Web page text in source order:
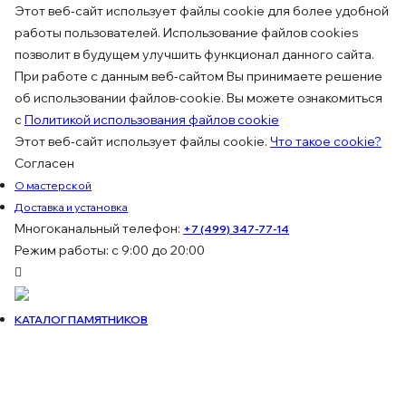
Этот веб-сайт использует файлы cookie для более удобной
работы пользователей. Использование файлов cookies
позволит в будущем улучшить функционал данного сайта.
При работе с данным веб-сайтом Вы принимаете решение
об использовании файлов-cookie. Вы можете ознакомиться
с Политикой использования файлов cookie
Этот веб-сайт использует файлы cookie. Что такое cookie?
Согласен
О мастерской
Доставка и установка
Многоканальный телефон: +7 (499) 347-77-14
Режим работы: с 9:00 до 20:00
КАТАЛОГ ПАМЯТНИКОВ